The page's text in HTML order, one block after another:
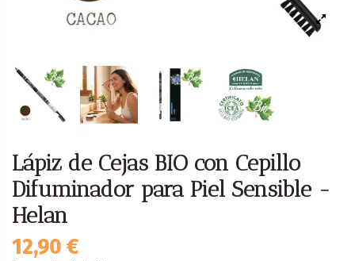
Lápiz de Cejas BIO con Cepillo
Difuminador para Piel Sensible -
Helan
12,90 €